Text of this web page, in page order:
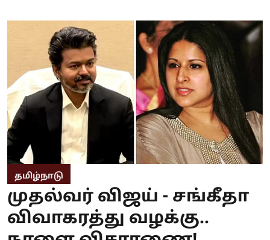
தமிழ்நாடு
முதல்வர் விஜய் - சங்கீதா
விவாகரத்து வழக்கு..